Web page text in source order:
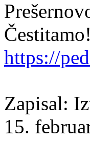
Čestitamo!
https://
Zapisal:
15.